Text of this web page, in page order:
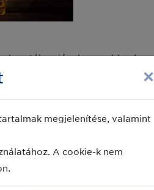
jóval nagyobb a
eladásokból származott,×
megjelenítése, valamint
A cookie-k nem